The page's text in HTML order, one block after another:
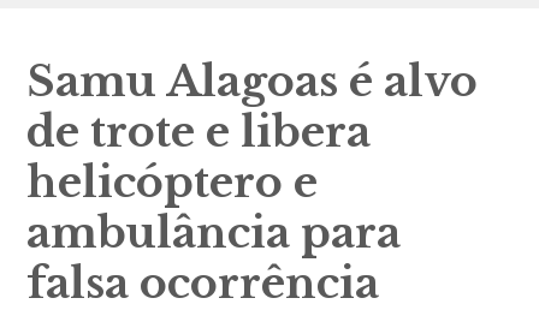
Samu Alagoas é alvo
de trote e libera
helicóptero e
ambulância para
falsa ocorrência